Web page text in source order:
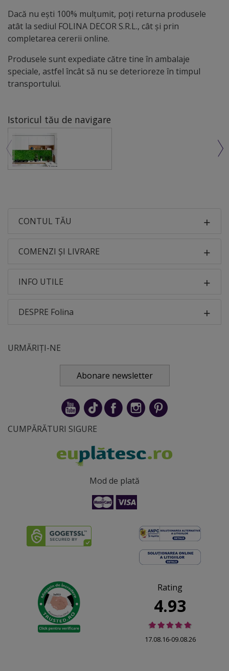
Dacă nu ești 100% mulțumit, poți returna produsele
atât la sediul FOLINA DECOR S.R.L., cât și prin
completarea cererii online.
Produsele sunt expediate către tine în ambalaje
speciale, astfel încât să nu se deterioreze în timpul
transportului.
Istoricul tău de navigare
CONTUL TĂU
COMENZI ȘI LIVRARE
INFO UTILE
DESPRE Folina
URMĂRIȚI-NE
Abonare newsletter
CUMPĂRĂTURI SIGURE
Mod de plată
Rating
4.93
17.08.16-09.08.26